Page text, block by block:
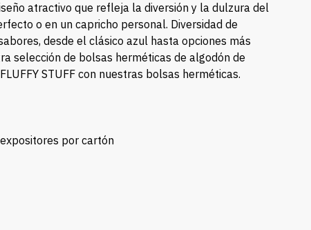
atractivo que refleja la diversión y la dulzura del
o en un capricho personal. Diversidad de
desde el clásico azul hasta opciones más
selección de bolsas herméticas de algodón de
STUFF con nuestras bolsas herméticas.
por cartón